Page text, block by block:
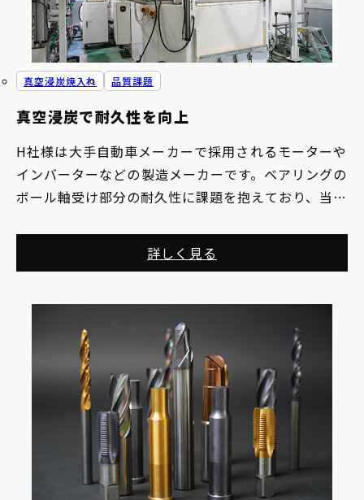
真空浸炭で耐久性を向上
真空浸炭焼入れ 品質課題
H社様は大手自動車メーカーで採用されるモーターや
インバーターなどの製造メーカーです。ベアリングの
ボール軸受け部分の耐久性に課題を抱えており、当社
詳しく見る